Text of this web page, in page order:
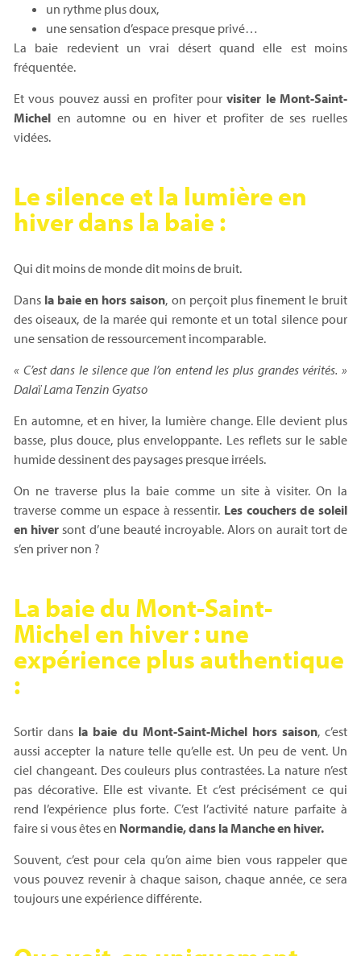
un rythme plus doux,
une sensation d’espace presque privé…
La baie redevient un vrai désert quand elle est moins
fréquentée.
Et vous pouvez aussi en profiter pourvisiter le Mont-Saint-
Michel en automne ou en hiver et profiter de ses ruelles
vidées.
Le silence et la lumière en
hiver dans la baie :
Qui dit moins de monde dit moins de bruit.
Dans la baie en hors saison, on perçoit plus finement le bruit
des oiseaux, de la marée qui remonte et un total silence pour
une sensation de ressourcement incomparable.
« C’est dans le silence que l’on entend les plus grandes vérités. »
Dalaï Lama Tenzin Gyatso
En automne, et en hiver, la lumière change. Elle devient plus
basse, plus douce, plus enveloppante. Les reflets sur le sable
humide dessinent des paysages presque irréels.
On ne traverse plus la baie comme un site à visiter. On la
traverse comme un espace à ressentir. Les couchers de soleil
en hiver sont d’une beauté incroyable. Alors on aurait tort de
s’en priver non ?
La baie du Mont-Saint-
Michel en hiver : une
expérience plus authentique
:
Sortir dans la baie du Mont-Saint-Michel hors saison, c’est
aussi accepter la nature telle qu’elle est. Un peu de vent. Un
ciel changeant. Des couleurs plus contrastées. La nature n’est
pas décorative. Elle est vivante. Et c’est précisément ce qui
rend l’expérience plus forte. C’est l’activité nature parfaite à
faire si vous êtes en Normandie, dans la Manche en hiver.
Souvent, c’est pour cela qu’on aime bien vous rappeler que
vous pouvez revenir à chaque saison, chaque année, ce sera
toujours une expérience différente.